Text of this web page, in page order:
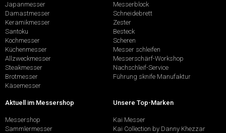
Japanmesser
Damastmesser
Keramikmesser
Santoku
Kochmesser
Küchenmesser
Allzweckmesser
Steakmesser
Brotmesser
Käsemesser
Messerblock
Schneidebrett
Zester
Besteck
Scheren
Messer schleifen
Messerschärf-Workshop
Nachschleif-Service
Führung sknife Manufaktur
Aktuell im Messershop
Messershop
Sammlermesser
Unsere Top-Marken
Kai Messer
Kai Collection by Danny Khezzar